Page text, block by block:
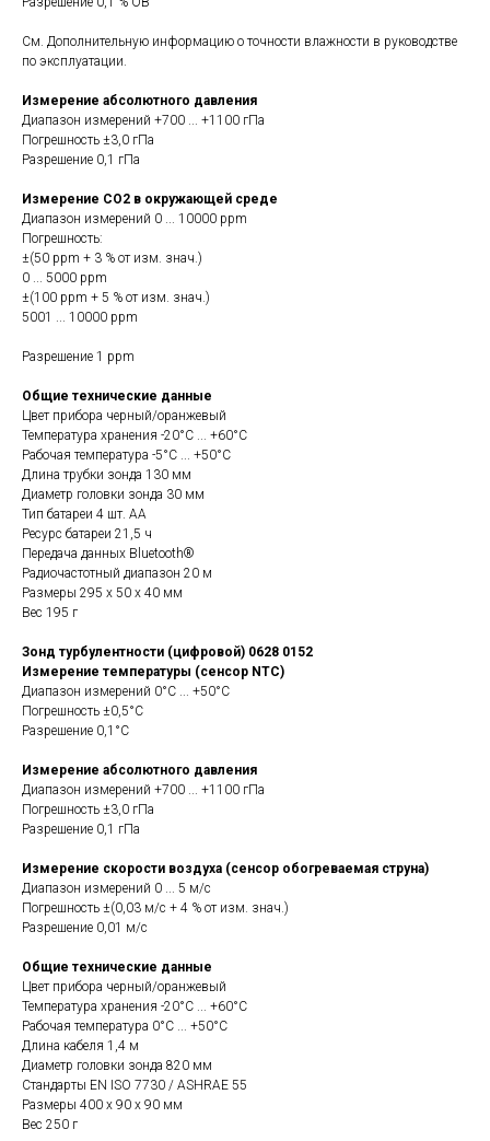
См. Дополнительную информацию о точности влажности в руководстве
по эксплуатации.
Измерение абсолютного давления
Диапазон измерений +700 ... +1100 гПа
Погрешность ±3,0 гПа
Разрешение 0,1 гПа
Измерение СО2 в окружающей среде
Диапазон измерений 0 ... 10000 ppm
Погрешность:
±(50 ppm + 3 % от изм. знач.)
0 ... 5000 ppm
±(100 ppm + 5 % от изм. знач.)
5001 ... 10000 ppm
Разрешение 1 ppm
Общие технические данные
Цвет прибора черный/оранжевый
Температура хранения -20°C ... +60°C
Рабочая температура -5°C ... +50°C
Длина трубки зонда 130 мм
Диаметр головки зонда 30 мм
Тип батареи 4 шт. АА
Ресурс батареи 21,5 ч
Передача данных Bluetooth®
Радиочастотный диапазон 20 м
Размеры 295 x 50 x 40 мм
Вес 195 г
Зонд турбулентности (цифровой) 0628 0152
Измерение температуры (сенсор NTC)
Диапазон измерений 0°C ... +50°C
Погрешность ±0,5°C
Разрешение 0,1°C
Измерение абсолютного давления
Диапазон измерений +700 ... +1100 гПа
Погрешность ±3,0 гПа
Разрешение 0,1 гПа
Измерение скорости воздуха (сенсор обогреваемая струна)
Диапазон измерений 0 ... 5 м/с
Погрешность ±(0,03 м/с + 4 % от изм. знач.)
Разрешение 0,01 м/с
Общие технические данные
Цвет прибора черный/оранжевый
Температура хранения -20°C ... +60°C
Рабочая температура 0°C ... +50°C
Длина кабеля 1,4 м
Диаметр головки зонда 820 мм
Стандарты EN ISO 7730 / ASHRAE 55
Размеры 400 x 90 x 90 мм
Вес 250 г